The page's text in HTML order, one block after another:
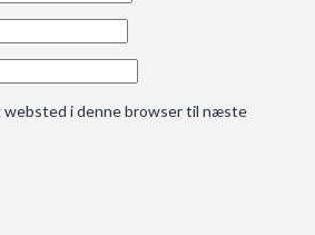
websted i denne browser til næste